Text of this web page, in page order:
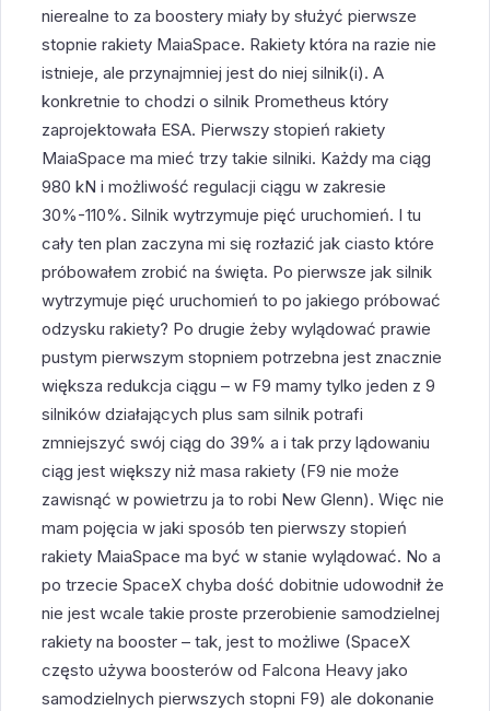
nierealne to za boostery miały by służyć pierwsze
stopnie rakiety MaiaSpace. Rakiety która na razie nie
istnieje, ale przynajmniej jest do niej silnik(i). A
konkretnie to chodzi o silnik Prometheus który
zaprojektowała ESA. Pierwszy stopień rakiety
MaiaSpace ma mieć trzy takie silniki. Każdy ma ciąg
980 kN i możliwość regulacji ciągu w zakresie
30%-110%. Silnik wytrzymuje pięć uruchomień. I tu
cały ten plan zaczyna mi się rozłazić jak ciasto które
próbowałem zrobić na święta. Po pierwsze jak silnik
wytrzymuje pięć uruchomień to po jakiego próbować
odzysku rakiety? Po drugie żeby wylądować prawie
pustym pierwszym stopniem potrzebna jest znacznie
większa redukcja ciągu – w F9 mamy tylko jeden z 9
silników działających plus sam silnik potrafi
zmniejszyć swój ciąg do 39% a i tak przy lądowaniu
ciąg jest większy niż masa rakiety (F9 nie może
zawisnąć w powietrzu ja to robi New Glenn). Więc nie
mam pojęcia w jaki sposób ten pierwszy stopień
rakiety MaiaSpace ma być w stanie wylądować. No a
po trzecie SpaceX chyba dość dobitnie udowodnił że
nie jest wcale takie proste przerobienie samodzielnej
rakiety na booster – tak, jest to możliwe (SpaceX
często używa boosterów od Falcona Heavy jako
samodzielnych pierwszych stopni F9) ale dokonanie